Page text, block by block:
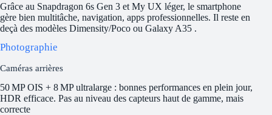
Grâce au Snapdragon 6s Gen 3 et My UX léger, le smartphone
gère bien multitâche, navigation, apps professionnelles. Il reste en
deçà des modèles Dimensity/Poco ou Galaxy A35 .
Photographie
Caméras arrières
50 MP OIS + 8 MP ultralarge : bonnes performances en plein jour,
HDR efficace. Pas au niveau des capteurs haut de gamme, mais
correcte